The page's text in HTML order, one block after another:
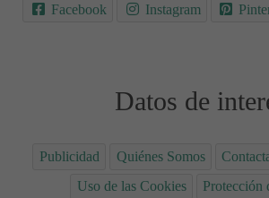
Facebook Instagram
Datos de
Publicidad Quiénes Somos
Uso de las Cookies
Protección